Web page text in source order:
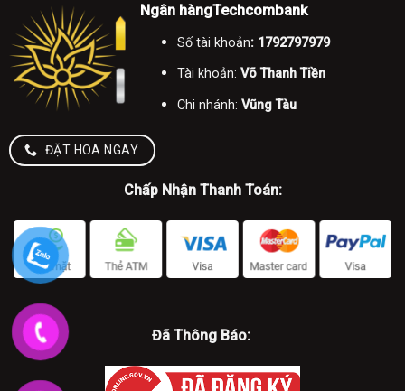
Ngân hàngTechcombank
Số tài khoản: 1792797979
Tài khoản: Võ Thanh Tiền
Chi nhánh: Vũng Tàu
ĐẶT HOA NGAY
Chấp Nhận Thanh Toán:
Đã Thông Báo: